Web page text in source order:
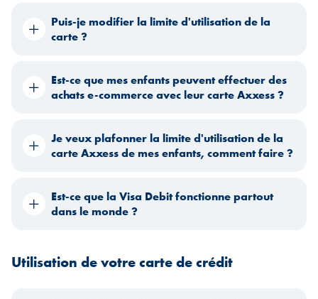
Puis-je modifier la limite d'utilisation de la
carte ?
Est-ce que mes enfants peuvent effectuer des
achats e-commerce avec leur carte Axxess ?
Je veux plafonner la limite d'utilisation de la
carte Axxess de mes enfants, comment faire ?
Est-ce que la Visa Debit fonctionne partout
dans le monde ?
Utilisation de votre carte de crédit